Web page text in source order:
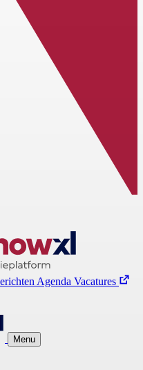
Agenda Vacatures
Menu